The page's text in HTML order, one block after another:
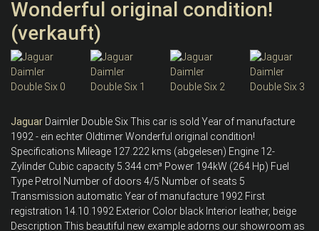
Wonderful original condition!
(verkauft)
Jaguar Daimler Double Six This car is sold Year of manufacture
1992 - ein echter Oldtimer Wonderful original condition!
Specifications Mileage 127.222 kms (abgelesen) Engine 12-
Zylinder Cubic capacity 5.344 cm³ Power 194kW (264 Hp) Fuel
Type Petrol Number of doors 4/5 Number of seats 5
Transmission automatic Year of manufacture 1992 First
registration 14.10.1992 Exterior Color black Interior leather, beige
Description This beautiful new example adorns our showroom as